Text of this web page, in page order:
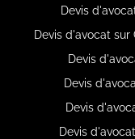
Devis
Devis d'avocat
Devis
Devis
Devis
Devis